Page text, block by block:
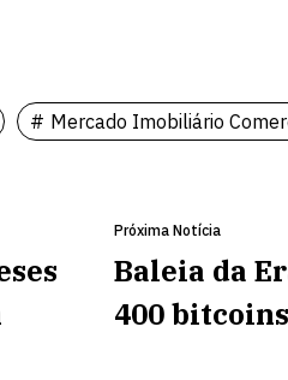
Mercado Imobiliário
Próxima Notícia
Baleia da
400